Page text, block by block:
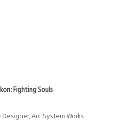
Fighting Souls
Arc System Works